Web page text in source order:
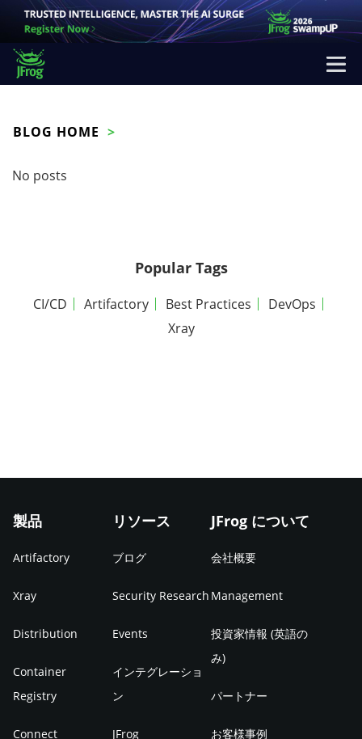
BLOG HOME
No posts
Popular Tags
CI/CD Artifactory Best Practices
DevOps
Xray
製品
Artifactory
Xray
Distribution
Container
Registry
Connect
リソース
ブログ
Security Research
Events
インテグレーショ
ン
JFrog
JFrog について
会社概要
Management
投資家情報 (英語の
み)
パートナー
お客様事例